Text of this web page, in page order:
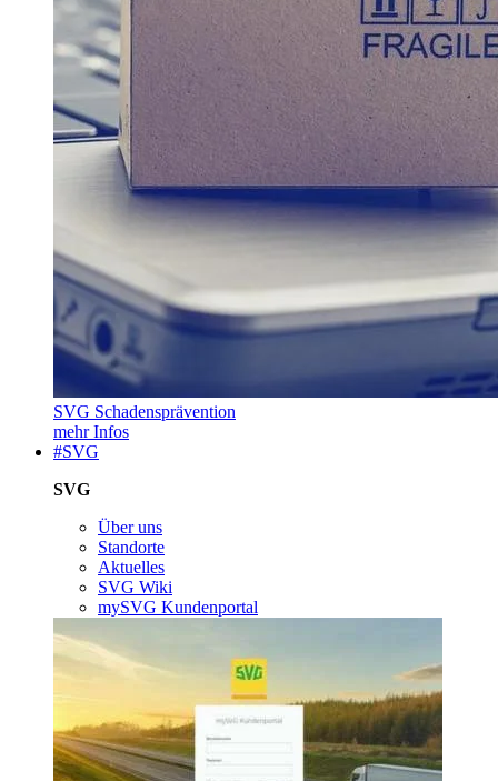
SVG Schadensprävention
mehr Infos
#SVG
SVG
Über uns
Standorte
Aktuelles
SVG Wiki
mySVG Kundenportal